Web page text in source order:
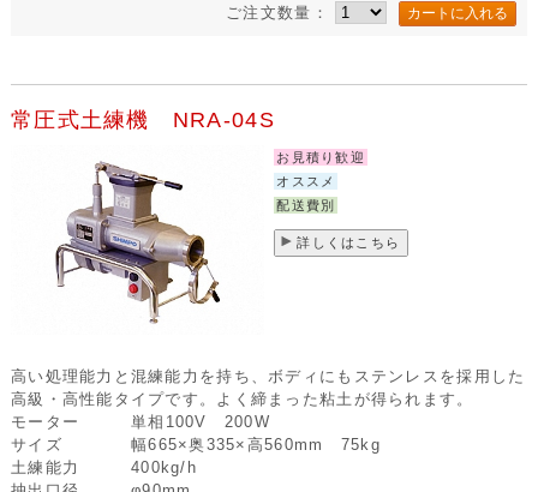
ご注文数量：
常圧式土練機 NRA-04S
お見積り歓迎
オススメ
配送費別
詳しくはこちら
高い処理能力と混練能力を持ち、ボディにもステンレスを採用した
高級・高性能タイプです。よく締まった粘土が得られます。
モーター
単相100V 200W
サイズ
幅665×奥335×高560mm 75kg
土練能力
400kg/h